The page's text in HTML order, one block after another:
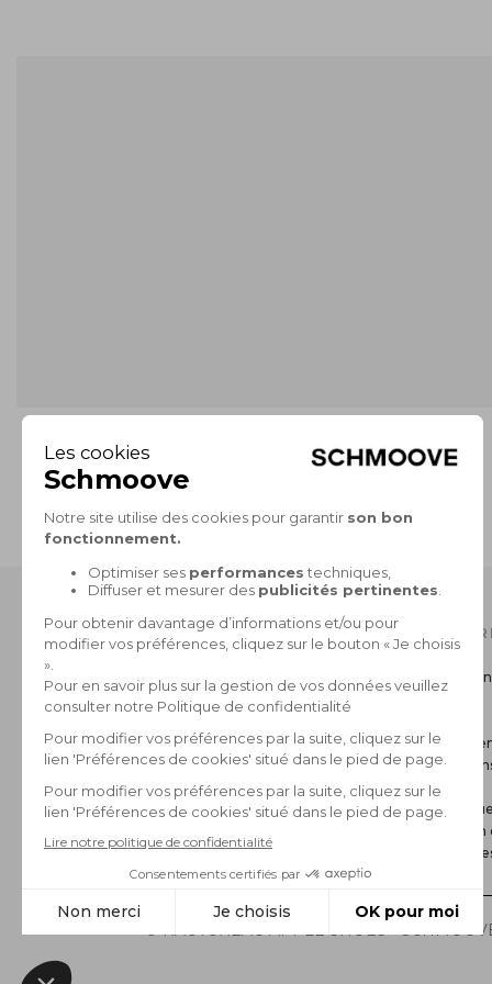
CB, 3X sans frais, Paypal
NOTRE CATALOGUE
Collection Homme
Collection Femme
Livraison
FAQ
© RAUTUREAU APPLE SHOES -